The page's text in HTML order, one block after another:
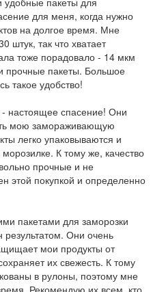
для меня, когда нужно
на долгое время. Мне
штук, так что хватает
тоже порадовало - 14 мкм
прочные пакеты. Большое
такое удобство!
настоящее спасение! Они
мою замораживающую
легко упаковываются и
К тому же, качество
прочные и не
этой покупкой и определенно
пакетами для заморозки
результатом. Они очень
мои продукты от
их свежесть. К тому
в рулоны, поэтому мне
Рекомендую их всем, кто